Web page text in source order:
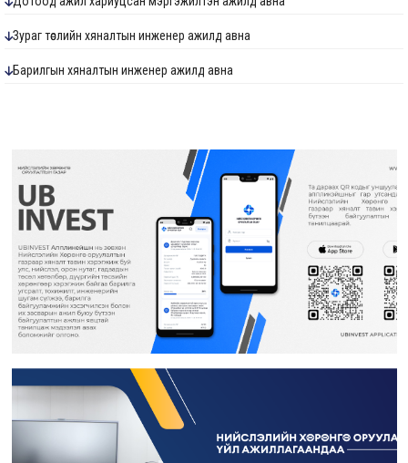
Зураг төслийн хяналтын инженер ажилд авна
Барилгын хяналтын инженер ажилд авна
Хөрөнгө оруулалтын санхүүжилт хариуцсан мэргэжилтэн ажилд авна
Дотоод ажил хариуцсан мэргэжилтэн ажилд авна
Гэрээт монгол бичиг хөтлөлт хариуцсан гэрээт ажилтан ажилд авна
Гидротехникийн хяналтын инженер ажилд авна
Дулаан хангамж, агаар сэлгэлтийн хяналтын инженер ажилд авна
Барилгын инженер ажилд авна
Мэргэшсэн төсөвчин ажилд авна
Жолооч ажилд авна
Зураг төслийн хяналтын инженер ажилд авна